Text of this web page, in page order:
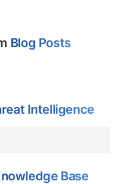
Blog Posts
Intelligence
Base